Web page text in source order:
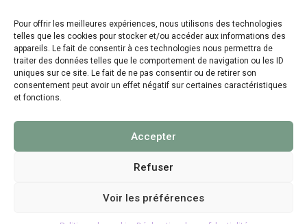
Pour offrir les meilleures expériences, nous utilisons des technologies
telles que les cookies pour stocker et/ou accéder aux informations des
appareils. Le fait de consentir à ces technologies nous permettra de
traiter des données telles que le comportement de navigation ou les ID
uniques sur ce site. Le fait de ne pas consentir ou de retirer son
consentement peut avoir un effet négatif sur certaines caractéristiques
et fonctions.
Accepter
Refuser
Voir les préférences
+33 (0)4 89 15 24 08
LE CEPAM EST HÉBERGÉ PAR
© 2024 Copyright:CEPAM UMR7264, CNRS, CNRS